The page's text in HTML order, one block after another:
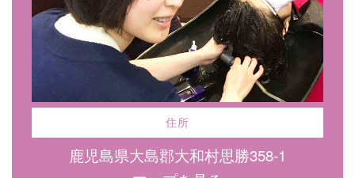
住所
鹿児島県大島郡大和村思勝358-1